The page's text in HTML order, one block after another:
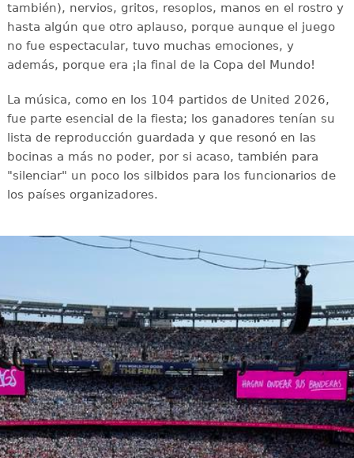
también), nervios, gritos, resoplos, manos en el rostro y
hasta algún que otro aplauso, porque aunque el juego
no fue espectacular, tuvo muchas emociones, y
además, porque era ¡la final de la Copa del Mundo!
La música, como en los 104 partidos de United 2026,
fue parte esencial de la fiesta; los ganadores tenían su
lista de reproducción guardada y que resonó en las
bocinas a más no poder, por si acaso, también para
"silenciar" un poco los silbidos para los funcionarios de
los países organizadores.